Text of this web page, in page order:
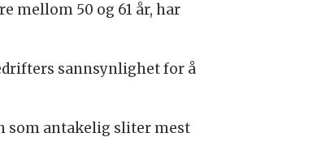
mellom 50 og 61 år, har
sannsynlighet for å
som antakelig sliter mest